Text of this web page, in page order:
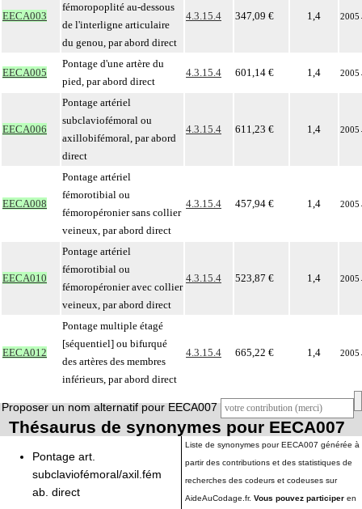
EECA003
fémoropoplité au-dessous
de l'interligne articulaire
du genou, par abord direct
4.3.15.4 347,09 € 1,4 2005
EECA005
Pontage d'une artère du
pied, par abord direct
4.3.15.4 601,14 € 1,4 2005
EECA006
Pontage artériel
subclaviofémoral ou
axillobifémoral, par abord
direct
4.3.15.4 611,23 € 1,4 2005
EECA008
Pontage artériel
fémorotibial ou
fémoropéronier sans collier
veineux, par abord direct
4.3.15.4 457,94 € 1,4 2005
EECA010
Pontage artériel
fémorotibial ou
fémoropéronier avec collier
veineux, par abord direct
4.3.15.4 523,87 € 1,4 2005
EECA012
Pontage multiple étagé
[séquentiel] ou bifurqué
des artères des membres
inférieurs, par abord direct
4.3.15.4 665,22 € 1,4 2005
Proposer un nom alternatif pour EECA007
Thésaurus de synonymes pour EECA007
Pontage art.
subclaviofémoral/axil.fém
ab. direct
Liste de synonymes pour EECA007 générée à
partir des contributions et des statistiques de
recherches des codeurs et codeuses sur
AideAuCodage.fr. Vous pouvez participer en